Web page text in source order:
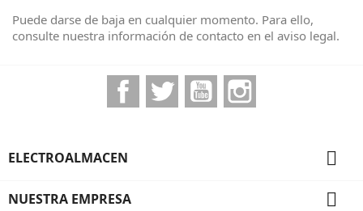
Puede darse de baja en cualquier momento. Para ello,
consulte nuestra información de contacto en el aviso legal.
FacebookTwitter YouTube
ELECTROALMACEN 
NUESTRA EMPRESA 